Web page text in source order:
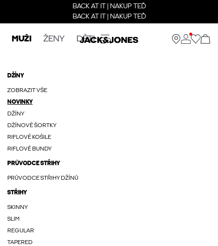
BACK AT IT | NAKUP TEĎ
BACK AT IT | NAKUP TEĎ
MUŽI ŽENY DĚTI
DŽÍNY
ZOBRAZIT VŠE
NOVINKY
DŽÍNY
DŽÍNOVÉ ŠORTKY
RIFLOVÉ KOŠILE
RIFLOVÉ BUNDY
PRŮVODCE STŘIHY
PRŮVODCE STŘIHY DŽÍNŮ
STŘIHY
SKINNY
SLIM
REGULAR
TAPERED